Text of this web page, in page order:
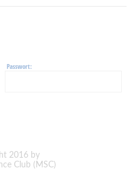
Passwort:
2016 by
Club (MSC)